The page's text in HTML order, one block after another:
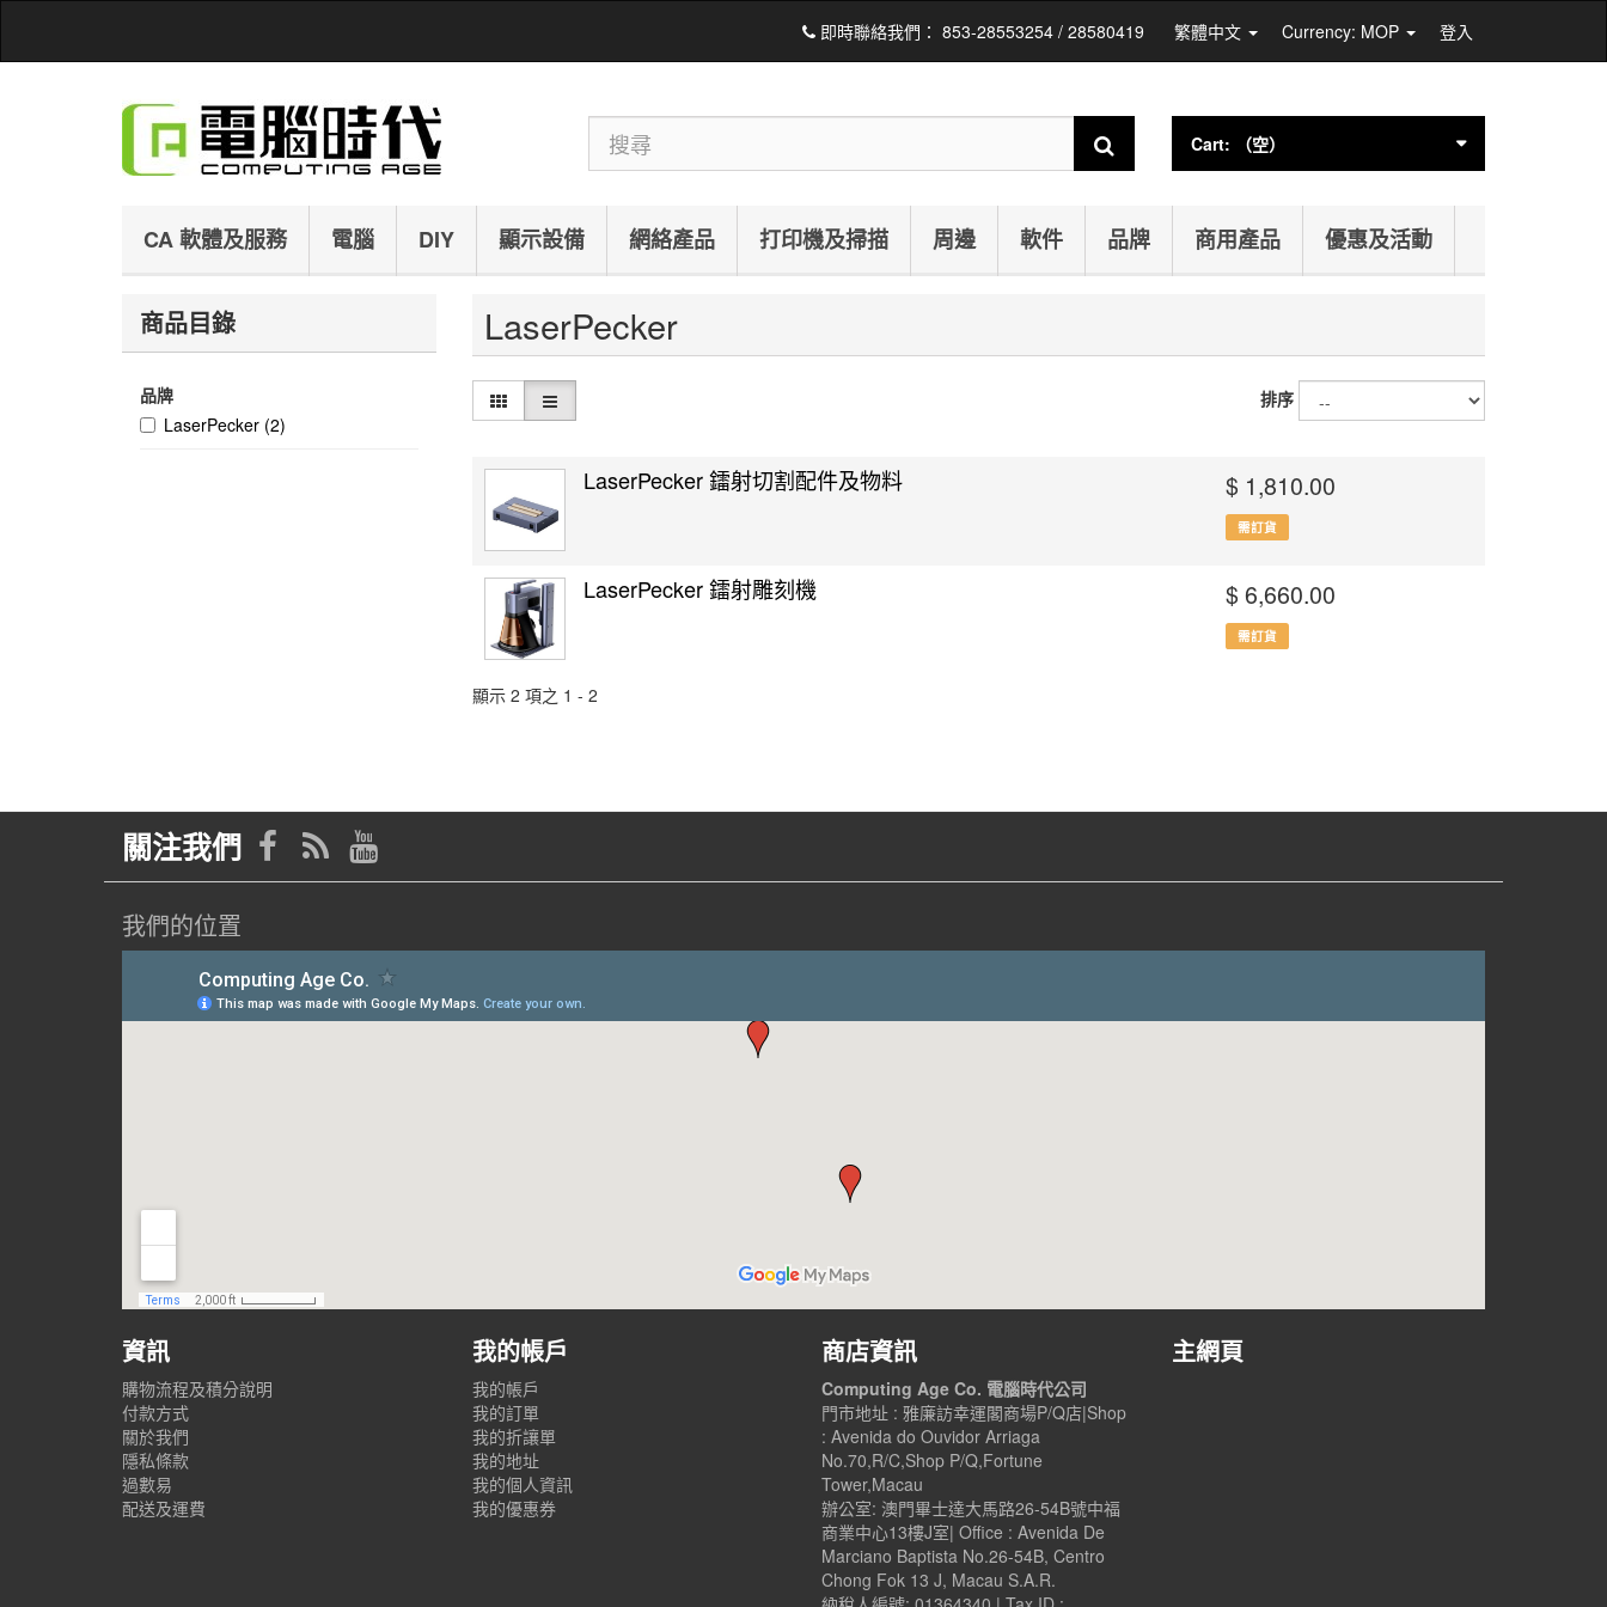
即時聯絡我們： 853-28553254 / 28580419 繁體中文 Currency: MOP 登入
Cart: （空）
CA 軟體及服務 電腦 DIY 顯示設備 網絡產品 打印機及掃描 周邊 軟件 品牌 商用產品 優惠及活動
商品目錄
品牌
LaserPecker (2)
LaserPecker
排序
LaserPecker 鐳射切割配件及物料 $ 1,810.00
需訂貨
LaserPecker 鐳射雕刻機 $ 6,660.00
需訂貨
顯示 2 項之 1 - 2
關注我們
我們的位置
資訊
購物流程及積分說明
付款方式
關於我們
隱私條款
過數易
配送及運費
我的帳戶
我的帳戶
我的訂單
我的折讓單
我的地址
我的個人資訊
我的優惠券
商店資訊
Computing Age Co. 電腦時代公司
門市地址 : 雅廉訪幸運閣商場P/Q店|Shop
: Avenida do Ouvidor Arriaga
No.70,R/C,Shop P/Q,Fortune
Tower,Macau
辦公室: 澳門畢士達大馬路26-54B號中福
商業中心13樓J室| Office : Avenida De
Marciano Baptista No.26-54B, Centro
Chong Fok 13 J, Macau S.A.R.
主網頁